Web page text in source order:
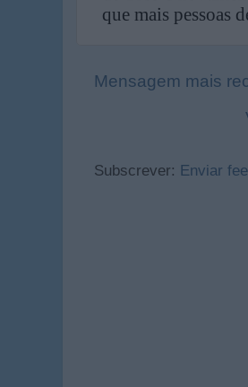
Mensagem mais
Subscrever: Enviar